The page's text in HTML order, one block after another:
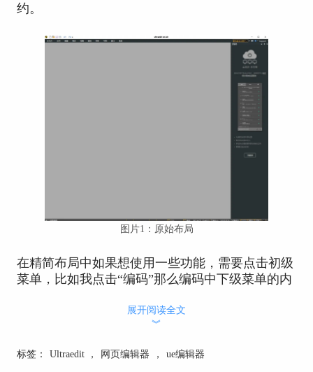
约。
图片1：原始布局
在精简布局中如果想使用一些功能，需要点击初级
菜单，比如我点击“编码”那么编码中下级菜单的内
图片2：下级菜单
展开阅读全文
︾
标签： Ultraedit ， 网页编辑器 ， ue编辑器